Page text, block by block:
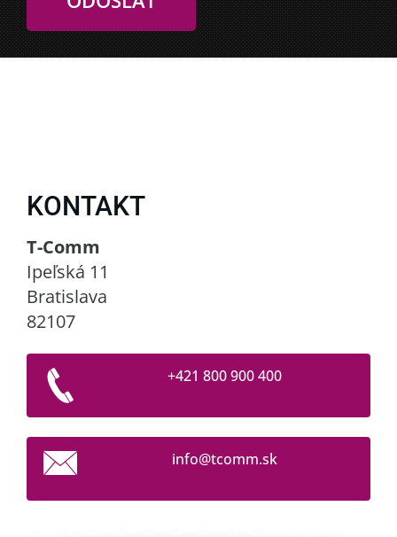
KONTAKT
T-Comm
Ipeľská 11
Bratislava
82107
+421 800 900 400
info@tcomm.sk